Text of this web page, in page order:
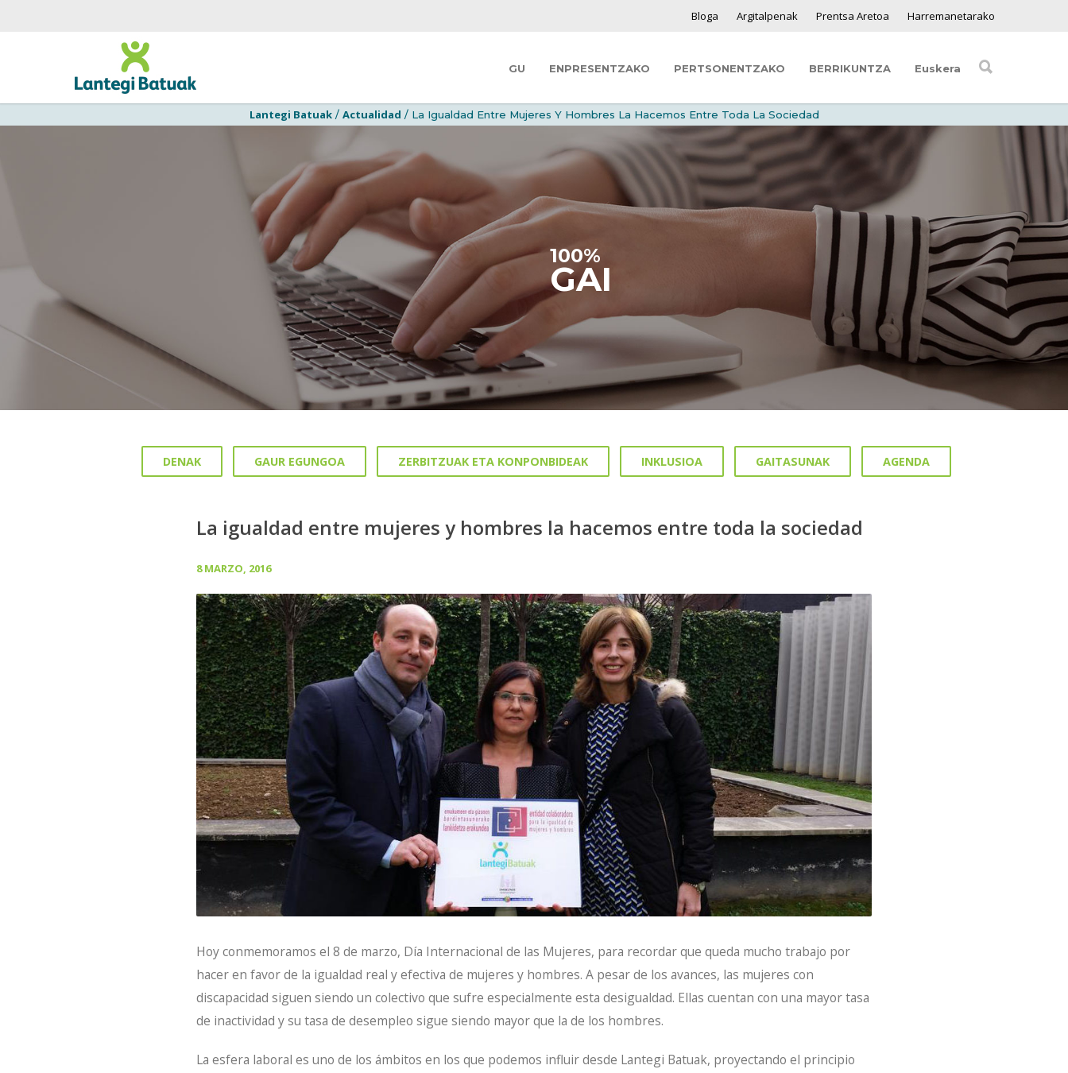
Bloga Argitalpenak Prentsa Aretoa Harremanetarako
GU ENPRESENTZAKO PERTSONENTZAKO BERRIKUNTZA Euskera
Lantegi Batuak/ Actualidad / La Igualdad Entre Mujeres Y Hombres La Hacemos Entre Toda La Sociedad
100%
GAI
DENAK GAUR EGUNGOA ZERBITZUAK ETA KONPONBIDEAK INKLUSIOA GAITASUNAK AGENDA
La igualdad entre mujeres y hombres la hacemos entre toda la sociedad
8 MARZO, 2016
Hoy conmemoramos el 8 de marzo, Día Internacional de las Mujeres, para recordar que queda mucho trabajo por
hacer en favor de la igualdad real y efectiva de mujeres y hombres. A pesar de los avances, las mujeres con
discapacidad siguen siendo un colectivo que sufre especialmente esta desigualdad. Ellas cuentan con una mayor tasa
de inactividad y su tasa de desempleo sigue siendo mayor que la de los hombres.
La esfera laboral es uno de los ámbitos en los que podemos influir desde Lantegi Batuak, proyectando el principio